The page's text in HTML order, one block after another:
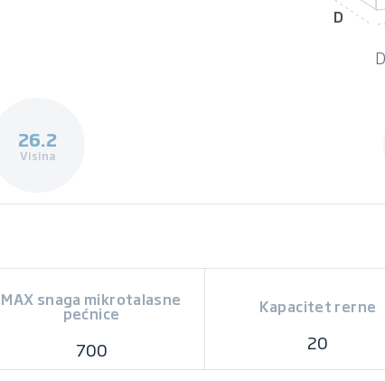
D
26.2
Visina
MAX snaga mikrotalasne
pećnice
700
Kapacitet rerne
20